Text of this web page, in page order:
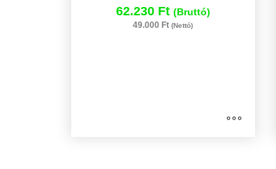
62.230 Ft (Bruttó)
49.000 Ft(Nettó)